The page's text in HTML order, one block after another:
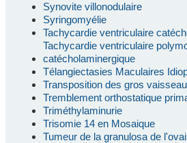
Synovite villonodulaire
Syringomyélie
Tachycardie ventriculaire
Tachycardie ventriculaire
catécholaminergique
Télangiectasies Maculaires
Transposition des gros
Tremblement orthostatique
Triméthylaminurie
Trisomie 14 en Mosaique
Tumeur de la granulosa de